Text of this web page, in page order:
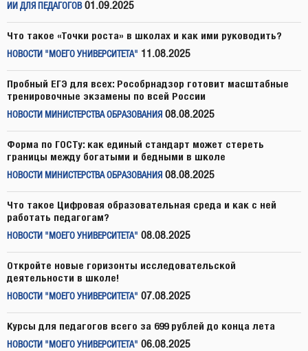
ИИ ДЛЯ ПЕДАГОГОВ 01.09.2025
Что такое «Точки роста» в школах и как ими руководить?
НОВОСТИ "МОЕГО УНИВЕРСИТЕТА" 11.08.2025
Пробный ЕГЭ для всех: Рособрнадзор готовит масштабные
тренировочные экзамены по всей России
НОВОСТИ МИНИСТЕРСТВА ОБРАЗОВАНИЯ 08.08.2025
Форма по ГОСТу: как единый стандарт может стереть
границы между богатыми и бедными в школе
НОВОСТИ МИНИСТЕРСТВА ОБРАЗОВАНИЯ 08.08.2025
Что такое Цифровая образовательная среда и как с ней
работать педагогам?
НОВОСТИ "МОЕГО УНИВЕРСИТЕТА" 08.08.2025
Откройте новые горизонты исследовательской
деятельности в школе!
НОВОСТИ "МОЕГО УНИВЕРСИТЕТА" 07.08.2025
Курсы для педагогов всего за 699 рублей до конца лета
НОВОСТИ "МОЕГО УНИВЕРСИТЕТА" 06.08.2025